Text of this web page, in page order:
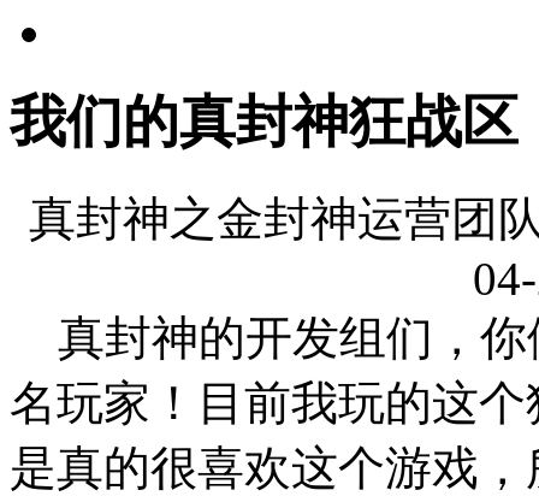
我们的真封神狂战区
真封神之金封神运营团
真封神的开发组们，你
名玩家！目前我玩的这
是真的很喜欢这个游戏